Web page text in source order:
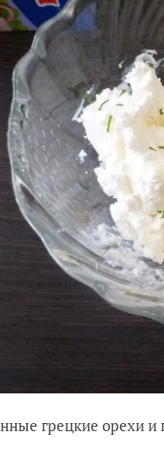
грецкие орехи и